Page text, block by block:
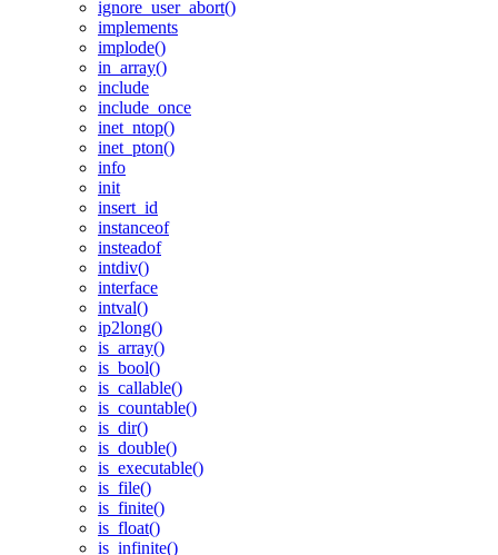
ignore_user_abort()
implements
implode()
in_array()
include
include_once
inet_ntop()
inet_pton()
info
init
insert_id
instanceof
insteadof
intdiv()
interface
intval()
ip2long()
is_array()
is_bool()
is_callable()
is_countable()
is_dir()
is_double()
is_executable()
is_file()
is_finite()
is_float()
is_infinite()